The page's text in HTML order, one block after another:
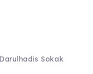
Sokak